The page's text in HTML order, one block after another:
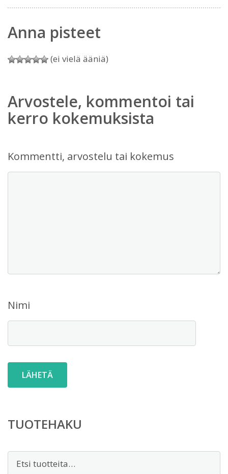
Anna pisteet
(ei vielä ääniä)
Arvostele, kommentoi tai
kerro kokemuksista
Kommentti, arvostelu tai kokemus
Nimi
TUOTEHAKU
Etsi: